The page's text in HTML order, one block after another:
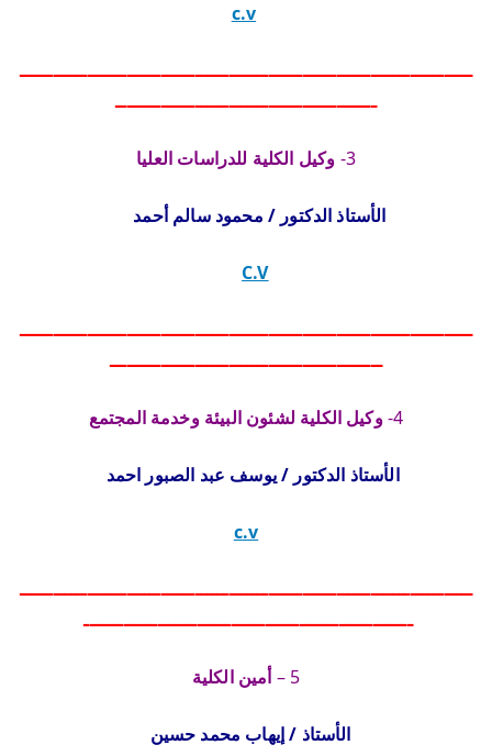
c.v
ــــــــــــــــــــــــــــــــــــــــــــــــــــــــــــــــــــــــــــــــ
ــــــــــــــــــــــــــــــــــــــــــــــ
3- وكيل الكلية للدراسات العليا
الأستاذ الدكتور / محمود سالم أحمد
C.V
ــــــــــــــــــــــــــــــــــــــــــــــــــــــــــــــــــــــــــــــــ
ــــــــــــــــــــــــــــــــــــــــــــــــ
4- وكيل الكلية لشئون البيئة وخدمة المجتمع
الأستاذ الدكتور / يوسف عبد الصبور احمد
c.v
ــــــــــــــــــــــــــــــــــــــــــــــــــــــــــــــــــــــــــــــــ
ــــــــــــــــــــــــــــــــــــــــــــــــــــــــــ
5 – أمين الكلية
الأستاذ / إيهاب محمد حسين